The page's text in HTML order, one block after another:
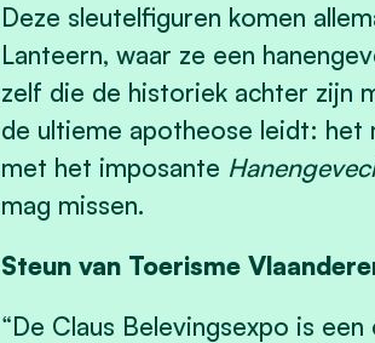
Deze sleutelfiguren komen
Lanteern, waar ze een
zelf die de historiek achter zijn
de ultieme apotheose leidt:
met het imposante
mag missen.
Steun van Toerisme
“De Claus Belevingsexpo is